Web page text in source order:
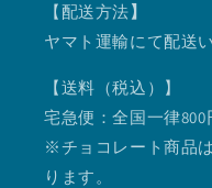
【配送方法】
ヤマト運輸にて配送
【送料（税込）】
宅急便：全国一律800
※チョコレート商品
ります。